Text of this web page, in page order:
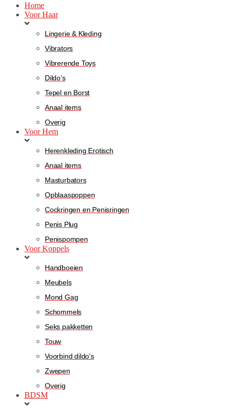
Home
Voor Haar
Lingerie & Kleding
Vibrators
Vibrerende Toys
Dildo’s
Tepel en Borst
Anaal items
Overig
Voor Hem
Herenkleding Erotisch
Anaal items
Masturbators
Opblaaspoppen
Cockringen en Penisringen
Penis Plug
Penispompen
Voor Koppels
Handboeien
Meubels
Mond Gag
Schommels
Seks pakketten
Touw
Voorbind dildo’s
Zwepen
Overig
BDSM